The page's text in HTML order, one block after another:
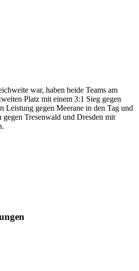
war, haben beide Teams am
Platz mit einem 3:1 Sieg gegen
Leistung gegen Meerane in den Tag und
Tresenwald und Dresden mit